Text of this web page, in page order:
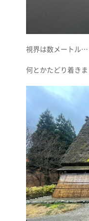
視界は数メートル…
何とかたどり着き